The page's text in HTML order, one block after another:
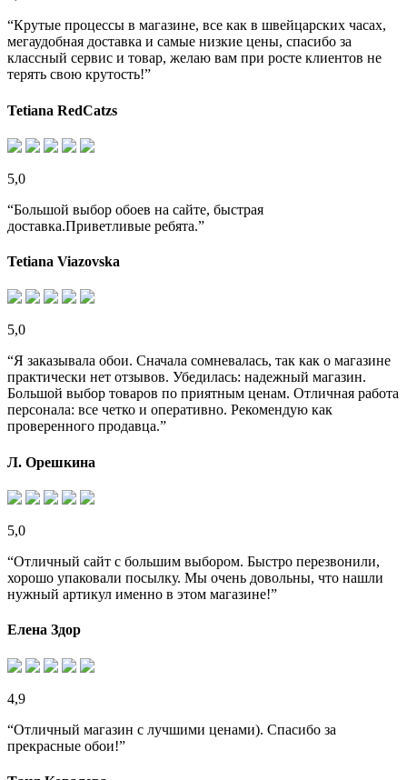
“Крутые процессы в магазине, все как в швейцарских часах,
мегаудобная доставка и самые низкие цены, спасибо за
классный сервис и товар, желаю вам при росте клиентов не
терять свою крутость!”
Tetiana RedCatzs
5,0
“Большой выбор обоев на сайте, быстрая
доставка.Приветливые ребята.”
Tetiana Viazovska
5,0
“Я заказывала обои. Сначала сомневалась, так как о магазине
практически нет отзывов. Убедилась: надежный магазин.
Большой выбор товаров по приятным ценам. Отличная работа
персонала: все четко и оперативно. Рекомендую как
проверенного продавца.”
Л. Орешкина
5,0
“Отличный сайт с большим выбором. Быстро перезвонили,
хорошо упаковали посылку. Мы очень довольны, что нашли
нужный артикул именно в этом магазине!”
Елена Здор
4,9
“Отличный магазин с лучшими ценами). Спасибо за
прекрасные обои!”